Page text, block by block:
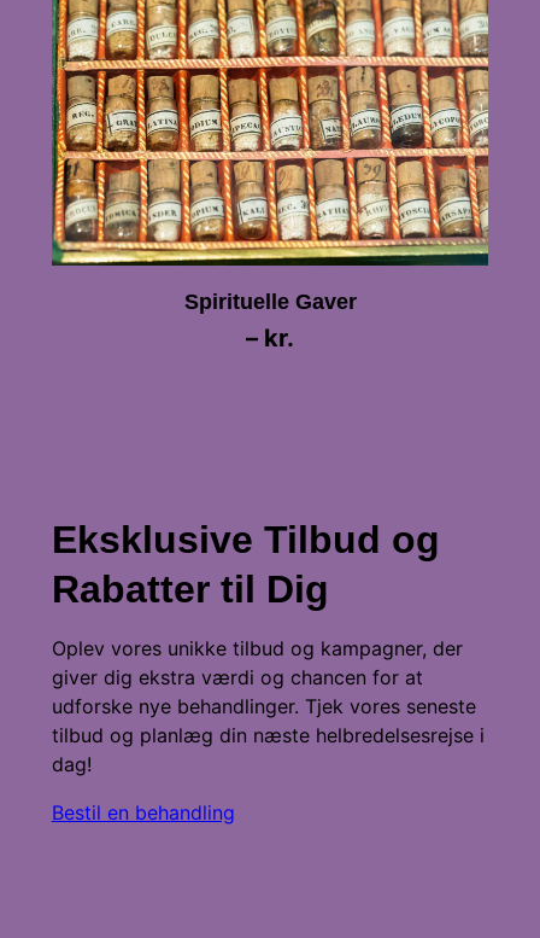
Spirituelle Gaver
– kr.
Eksklusive Tilbud og
Rabatter til Dig
Oplev vores unikke tilbud og kampagner, der
giver dig ekstra værdi og chancen for at
udforske nye behandlinger. Tjek vores seneste
tilbud og planlæg din næste helbredelsesrejse i
dag!
Bestil en behandling